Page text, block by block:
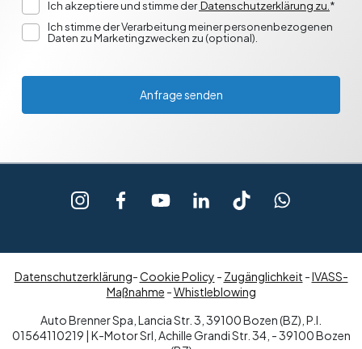
Ich akzeptiere und stimme derDatenschutzerklärung zu.*
Ich stimme der Verarbeitung meiner personenbezogenen
Daten zu Marketingzwecken zu (optional).
Anfrage senden
Datenschutzerklärung-Cookie Policy - Zugänglichkeit -IVASS-
Maßnahme -Whistleblowing
Auto Brenner Spa, Lancia Str. 3, 39100 Bozen (BZ), P.I.
01564110219 | K-Motor Srl, Achille Grandi Str. 34, - 39100 Bozen